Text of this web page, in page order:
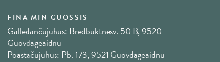
FINA MIN GUOSSIS
Galledančujuhus: Bredbuktnesv. 50 B, 9520
Guovdageaidnu
Poastačujuhus: Pb. 173, 9521 Guovdageaidnu